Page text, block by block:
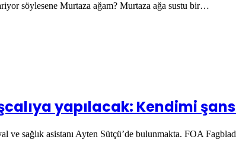
söylesene Murtaza ağam? Murtaza ağa sustu bir…
yapılacak: Kendimi
ve sağlık asistanı Ayten Sütçü’de bulunmakta. FOA